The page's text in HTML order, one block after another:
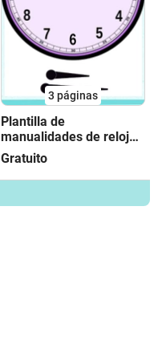
3 páginas
Plantilla de
manualidades de relojes
de aprendizaje
Gratuito